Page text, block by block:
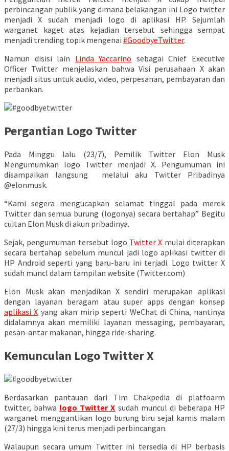
perbincangan publik yang dimana belakangan ini Logo twitter
menjadi X sudah menjadi logo di aplikasi HP. Sejumlah
warganet kaget atas kejadian tersebut sehingga sempat
menjadi trending topik mengenai #GoodbyeTwitter.
Namun disisi lain Linda Yaccarino sebagai Chief Executive
Officer Twitter menjelaskan bahwa Visi perusahaan X akan
menjadi situs untuk audio, video, perpesanan, pembayaran dan
perbankan.
Pergantian Logo Twitter
Pada Minggu lalu (23/7), Pemilik Twitter Elon Musk
Mengumumkan logo Twitter menjadi X. Pengumuman ini
disampaikan langsung melalui aku Twitter Pribadinya
@elonmusk.
“Kami segera mengucapkan selamat tinggal pada merek
Twitter dan semua burung (logonya) secara bertahap” Begitu
cuitan Elon Musk di akun pribadinya.
Sejak, pengumuman tersebut logo Twitter X mulai diterapkan
secara bertahap sebelum muncul jadi logo aplikasi twitter di
HP Android seperti yang baru-baru ini terjadi. Logo twitter X
sudah muncl dalam tampilan website (Twitter.com)
Elon Musk akan menjadikan X sendiri merupakan aplikasi
dengan layanan beragam atau super apps dengan konsep
aplikasi X yang akan mirip seperti WeChat di China, nantinya
didalamnya akan memiliki layanan messaging, pembayaran,
pesan-antar makanan, hingga ride-sharing.
Kemunculan Logo Twitter X
Berdasarkan pantauan dari Tim Chakpedia di platfoarm
twitter, bahwa logo Twitter X sudah muncul di beberapa HP
warganet menggantikan logo burung biru sejal kamis malam
(27/3) hingga kini terus menjadi perbincangan.
Walaupun secara umum Twitter ini tersedia di HP berbasis